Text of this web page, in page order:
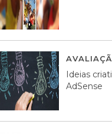
Ideias
AdSense